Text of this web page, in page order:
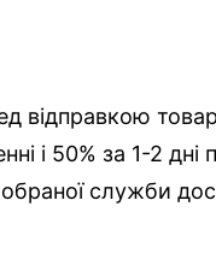
відправкою
і 50% за 1-2 дні
служби